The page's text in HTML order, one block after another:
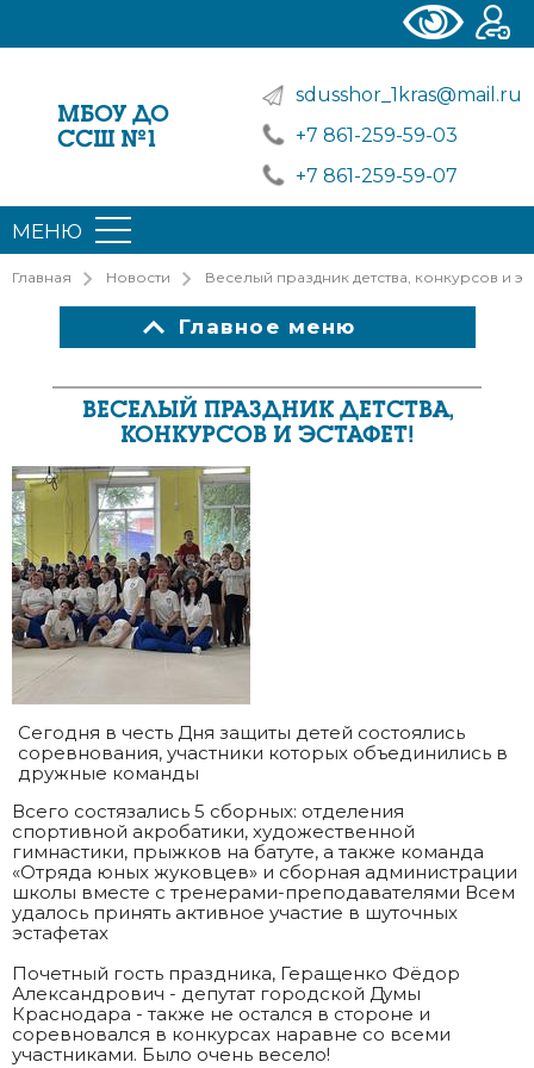
МБОУ ДО
ССШ №1
sdusshor_1kras@mail.ru
+7 861-259-59-03
+7 861-259-59-07
МЕНЮ
Главная Новости Веселый праздник детства, конкурсов и
ВЕСЕЛЫЙ ПРАЗДНИК ДЕТСТВА,
КОНКУРСОВ И ЭСТАФЕТ!
Сегодня в честь Дня защиты детей состоялись
соревнования, участники которых объединились в
дружные команды
Всего состязались 5 сборных: отделения
спортивной акробатики, художественной
гимнастики, прыжков на батуте, а также команда
«Отряда юных жуковцев» и сборная администрации
школы вместе с тренерами-преподавателями Всем
удалось принять активное участие в шуточных
эстафетах
Почетный гость праздника, Геращенко Фёдор
Александрович - депутат городской Думы
Краснодара - также не остался в стороне и
соревновался в конкурсах наравне со всеми
участниками. Было очень весело!
Главное меню